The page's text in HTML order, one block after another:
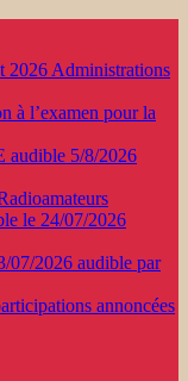
2026 Administrations
à l’examen pour la
5/8/2026
le 24/07/2026
07/2026 audible par
annoncées